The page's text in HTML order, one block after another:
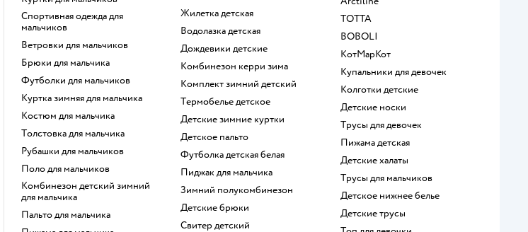
Спортивная одежда для
мальчиков
Ветровки для мальчиков
Брюки для мальчика
Футболки для мальчиков
Куртка зимняя для мальчика
Костюм для мальчика
Толстовка для мальчика
Рубашки для мальчиков
Поло для мальчиков
Комбинезон детский зимний
для мальчика
Пальто для мальчика
Жилетка детская
Водолазка детская
Дождевики детские
Комбинезон керри зима
Комплект зимний детский
Термобелье детское
Детские зимние куртки
Детское пальто
Футболка детская белая
Пиджак для мальчика
Зимний полукомбинезон
Детские брюки
Свитер детский
ТОТТА
BOBOLI
КотМарКот
Купальники для девочек
Колготки детские
Детские носки
Трусы для девочек
Пижама детская
Детские халаты
Трусы для мальчиков
Детское нижнее белье
Детские трусы